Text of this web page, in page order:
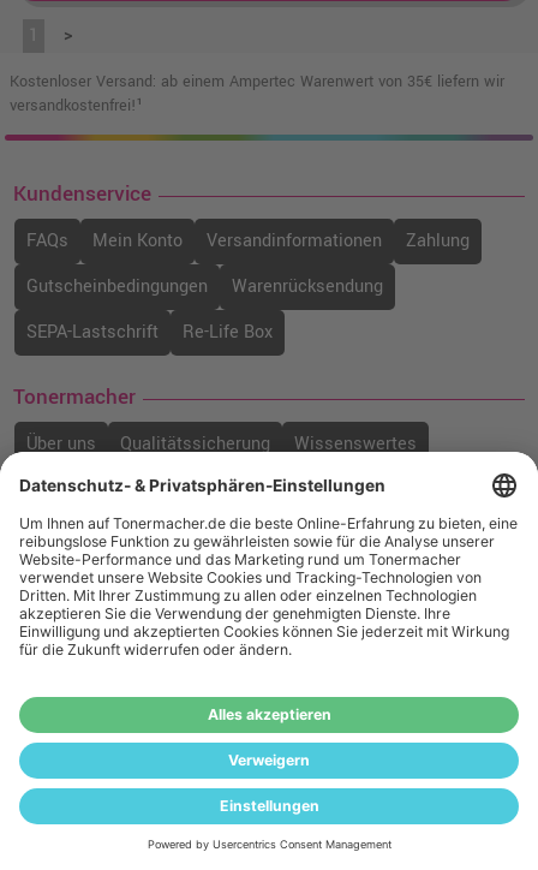
>
Kostenloser Versand: ab einem Ampertec Warenwert von 35€ liefern wir
versandkostenfrei!¹
Kundenservice
FAQs Mein Konto Versandinformationen
Zahlung
Gutscheinbedingungen
Warenrücksendung
SEPA-Lastschrift
Re-Life Box
Tonermacher
Über uns Qualitätssicherung
Wissenswertes
Hausmarken-Garantie
Soziales Engagement
Mit uns werben!
Rechtliches
Geld-Zurück-Garantie Batteriegesetz
Widerrufsbelehrung
Datenschutz
Cookie Einstellungen AGB Impressum
Kontakt
E-Mail:service@wiegand-gmbh.de
(Mo - Do 8:00 bis 17:00 Uhr)
(Fr 8:00 bis 16:00 Uhr)